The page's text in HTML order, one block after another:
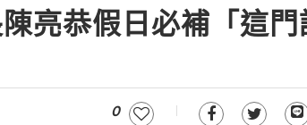
亮恭假日必補「這門
0